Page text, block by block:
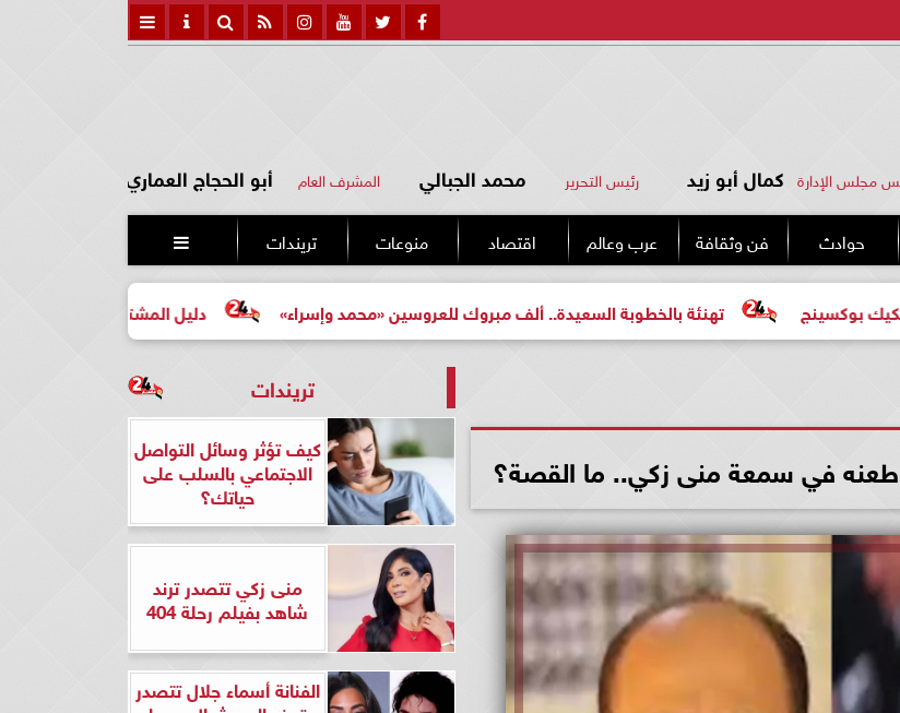
مجلس الإدارة كمال أبو زيد رئيس التحرير محمد الجبالي المشرف العام أبو الحجاج العماري
حوادث فن وثقافة عرب وعالم اقتصاد منوعات تريندات 
دليل المشتري لأول مرة لاختيار مشروع تهنئة بالخطوبة السعيدة.. ألف مبروك للعروسين «محمد وإسراء»
طعنه في سمعة منى زكي.. ما القصة؟
تريندات
كيف تؤثر وسائل التواصل
الاجتماعي بالسلب على
حياتك؟
منى زكي تتصدر ترند
شاهد بفيلم رحلة 404
الفنانة أسماء جلال تتصدر